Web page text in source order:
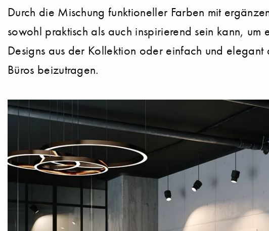
Durch die Mischung funktioneller Farben mit
sowohl praktisch als auch inspirierend sein kann,
Designs aus der Kollektion oder einfach und
Büros beizutragen.